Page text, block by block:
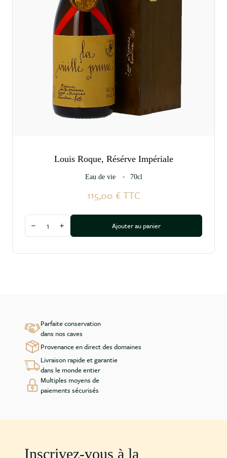
Louis Roque, Résérve Impériale
Eau de vie 70cl
115,00 € TTC
Diminuer la quantité
Augmenter la quantitéAjouter au panier
Parfaite conservation
dans nos caves
Provenance en direct des domaines
Livraison rapide et garantie
dans le monde entier
Multiples moyens de
paiements sécurisés
Inscrivez-vous à la